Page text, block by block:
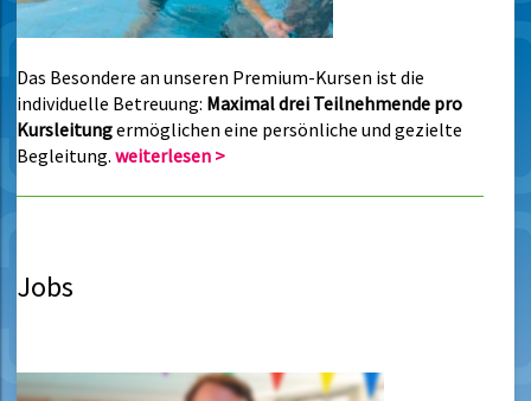
Das Besondere an unseren Premium-Kursen ist die
individuelle Betreuung: Maximal drei Teilnehmende pro
Kursleitungermöglichen eine persönliche und gezielte
Begleitung. weiterlesen >
Jobs